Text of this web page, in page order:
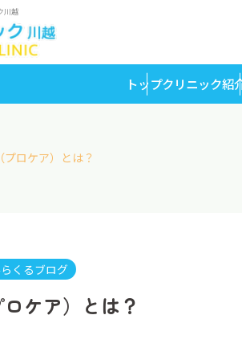
川越
トップクリニック紹
プロケア）とは？
くるブログ
ケア）とは？